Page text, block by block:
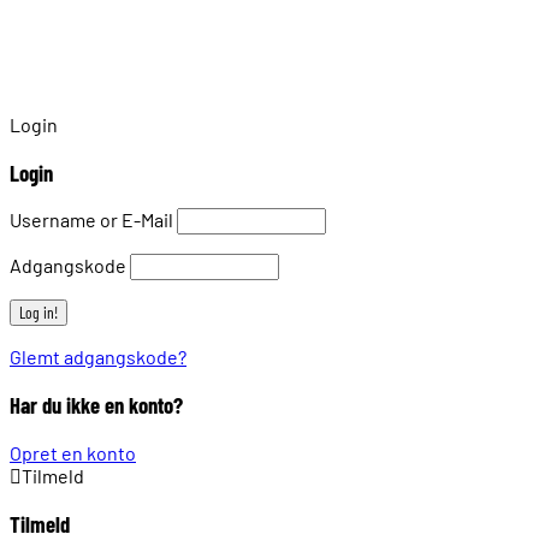
Login
Login
Username or E-Mail
Adgangskode
Glemt adgangskode?
Har du ikke en konto?
Opret en konto
Tilmeld
Tilmeld